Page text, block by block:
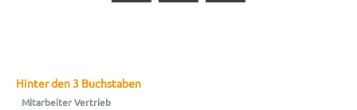
Hinter den 3 Buchstaben
Mitarbeiter Vertrieb